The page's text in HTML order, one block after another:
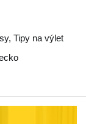
Tipy na výlet